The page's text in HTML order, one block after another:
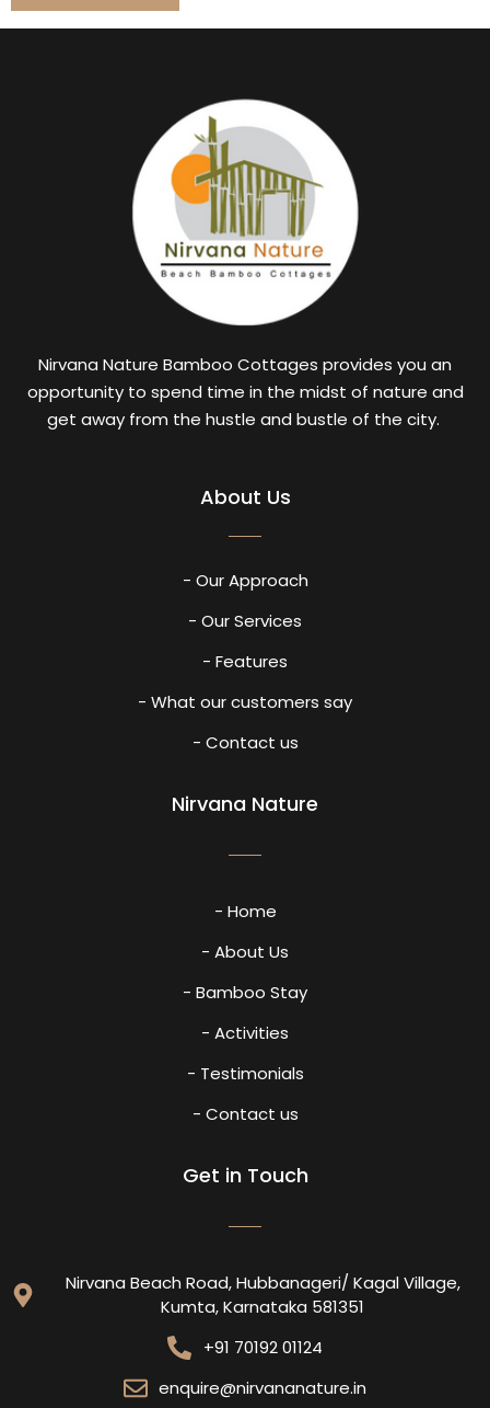
Nirvana Nature Bamboo Cottages provides you an
opportunity to spend time in the midst of nature and
get away from the hustle and bustle of the city.
About Us
- Our Approach
- Our Services
- Features
- What our customers say
- Contact us
Nirvana Nature
- Home
- About Us
- Bamboo Stay
- Activities
- Testimonials
- Contact us
Get in Touch
Nirvana Beach Road, Hubbanageri/ Kagal Village,
Kumta, Karnataka 581351
+91 70192 01124
enquire@nirvananature.in